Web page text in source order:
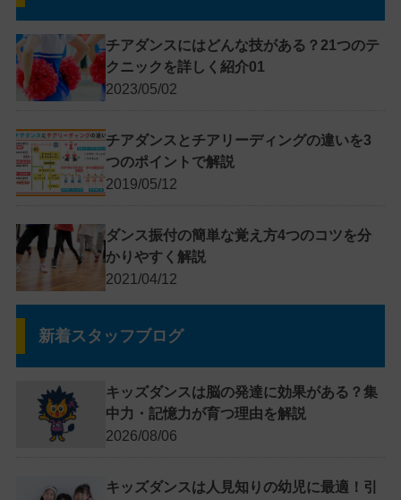
チアダンスにはどんな技がある？21つのテ
クニックを詳しく紹介01
2023/05/02
チアダンスとチアリーディングの違いを3
つのポイントで解説
2019/05/12
ダンス振付の簡単な覚え方4つのコツを分
かりやすく解説
2021/04/12
新着スタッフブログ
キッズダンスは脳の発達に効果がある？集
中力・記憶力が育つ理由を解説
2026/08/06
キッズダンスは人見知りの幼児に最適！引